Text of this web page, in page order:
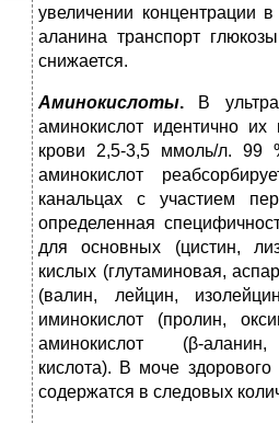
увеличении концентрации
аланина транспорт
снижается.
Аминокислоты. В
аминокислот идентично
крови 2,5-3,5 ммоль/л. 99
аминокислот
канальцах с участием
определенная
для основных (цистин,
кислых (глутаминовая,
(валин, лейцин,
иминокислот (пролин,
аминокислот (β-аланин,
кислота). В моче
содержатся в следовых